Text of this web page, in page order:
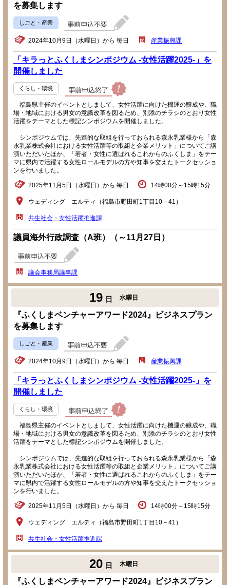
を募集します
しごと・産業
2024年10月9日（水曜日）から 毎日 産業振興課
「キラっとふくしまシンポジウム -女性活躍2025-」を
開催しました
くらし・環境
福島県主催のイベントとしまして、女性活躍に向けた機運の醸成や、職
場・地域における男女の意識改革を図るため、別添のチラシのとおり女性
活躍をテーマとした標記シンポジウムを開催しました。
シンポジウムでは、先進的な取組を行っておられる森永乳業様から「森
永乳業株式会社における女性活躍等の取組と企業メリット」についてご講
演いただいたほか、「若者・女性に選ばれるこれからのふくしま」をテー
マに県内で活躍する女性ロールモデルの方や知事を交えたトークセッショ
ンを行いました。
2025年11月5日（水曜日）から 毎日 14時00分～15時15分
ウェディング エルティ（福島市野田町1丁目10－41）
共生社会・女性活躍推進課
議員海外行政調査（A班）（～11月27日）
議会事務局議事課
19 日 水曜日
『ふくしまベンチャーアワード2024』ビジネスプラン
を募集します
しごと・産業
2024年10月9日（水曜日）から 毎日 産業振興課
「キラっとふくしまシンポジウム -女性活躍2025-」を
開催しました
くらし・環境
福島県主催のイベントとしまして、女性活躍に向けた機運の醸成や、職
場・地域における男女の意識改革を図るため、別添のチラシのとおり女性
活躍をテーマとした標記シンポジウムを開催しました。
シンポジウムでは、先進的な取組を行っておられる森永乳業様から「森
永乳業株式会社における女性活躍等の取組と企業メリット」についてご講
演いただいたほか、「若者・女性に選ばれるこれからのふくしま」をテー
マに県内で活躍する女性ロールモデルの方や知事を交えたトークセッショ
ンを行いました。
2025年11月5日（水曜日）から 毎日 14時00分～15時15分
ウェディング エルティ（福島市野田町1丁目10－41）
共生社会・女性活躍推進課
20 日 木曜日
『ふくしまベンチャーアワード2024』ビジネスプラン